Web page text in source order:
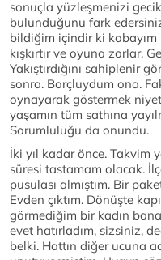
sonuçla yüzleşmenizi
bulunduğunu fark
bildiğim içindir ki kabayım
kışkırtır ve oyuna zorlar.
Yakıştırdığını sahiplenir
sonra. Borçluydum ona.
oynayarak göstermek
yaşamın tüm sathına
Sorumluluğu da onundu.
İki yıl kadar önce. Takvim
süresi tastamam olacak.
pusulası almıştım. Bir
Evden çıktım. Dönüşte
görmediğim bir kadın
evet hatırladım, sizsiniz,
belki. Hattın diğer ucuna